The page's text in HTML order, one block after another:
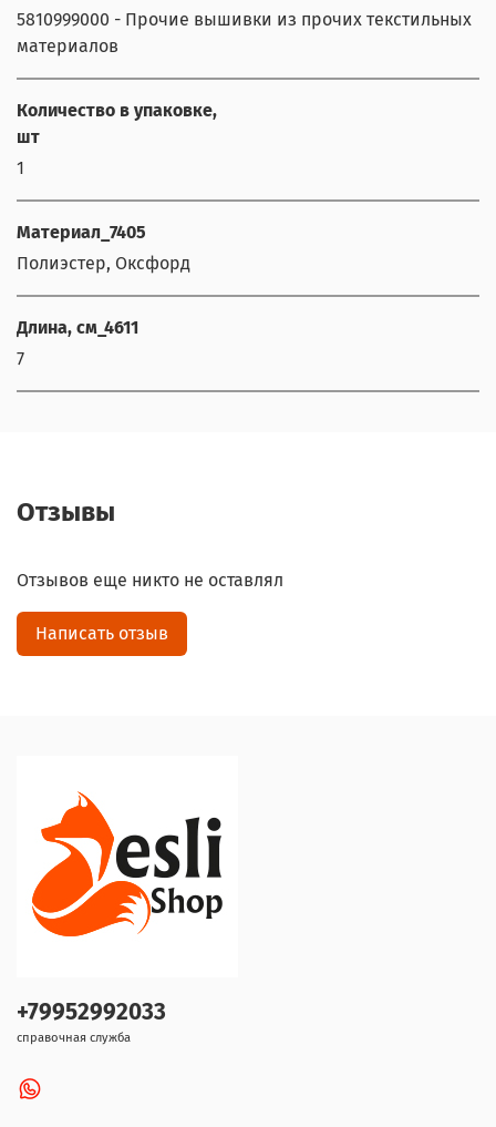
5810999000 - Прочие вышивки из прочих текстильных
материалов
Количество в упаковке,
шт
1
Материал_7405
Полиэстер, Оксфорд
Длина, см_4611
7
Отзывы
Отзывов еще никто не оставлял
Написать отзыв
+79952992033
справочная служба